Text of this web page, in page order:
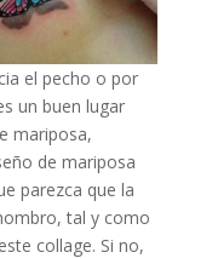
el pecho o por
un buen lugar
mariposa,
de mariposa
parezca que la
tal y como
collage. Si no,